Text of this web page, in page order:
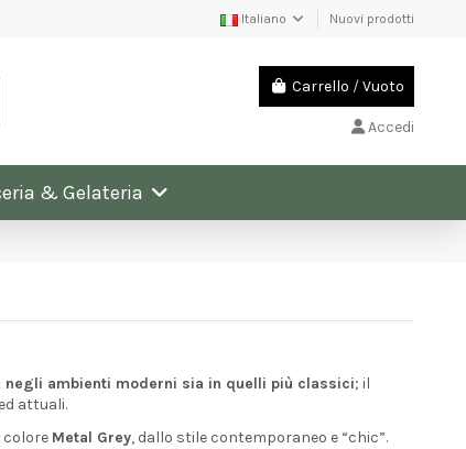
Italiano Nuovi prodotti
Carrello /Vuoto
Accedi
& Gelateria
ambienti moderni sia in quelli più classici; il
attuali.
colore Metal Grey, dallo stile contemporaneo e “chic”.